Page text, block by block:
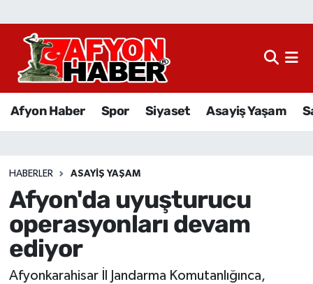
Afyon Haber Spor Siyaset Asayiş Yaşam
HABERLER ASAYIŞ YAŞAM
Afyon'da uyuşturucu
operasyonları devam
ediyor
Afyonkarahisar İl Jandarma Komutanlığınca,
Afyon Haber
Sağlık
Eğitim
Sivil Toplum